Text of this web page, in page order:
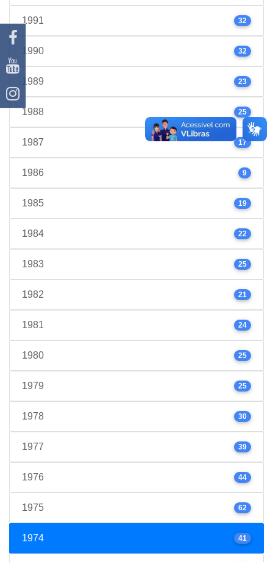
1991 32
1990 32
1989 23
1988 25
1987 17
1986 9
1985 19
1984 22
1983 25
1982 21
1981 24
1980 25
1979 25
1978 30
1977 39
1976 44
1975 62
1974 41